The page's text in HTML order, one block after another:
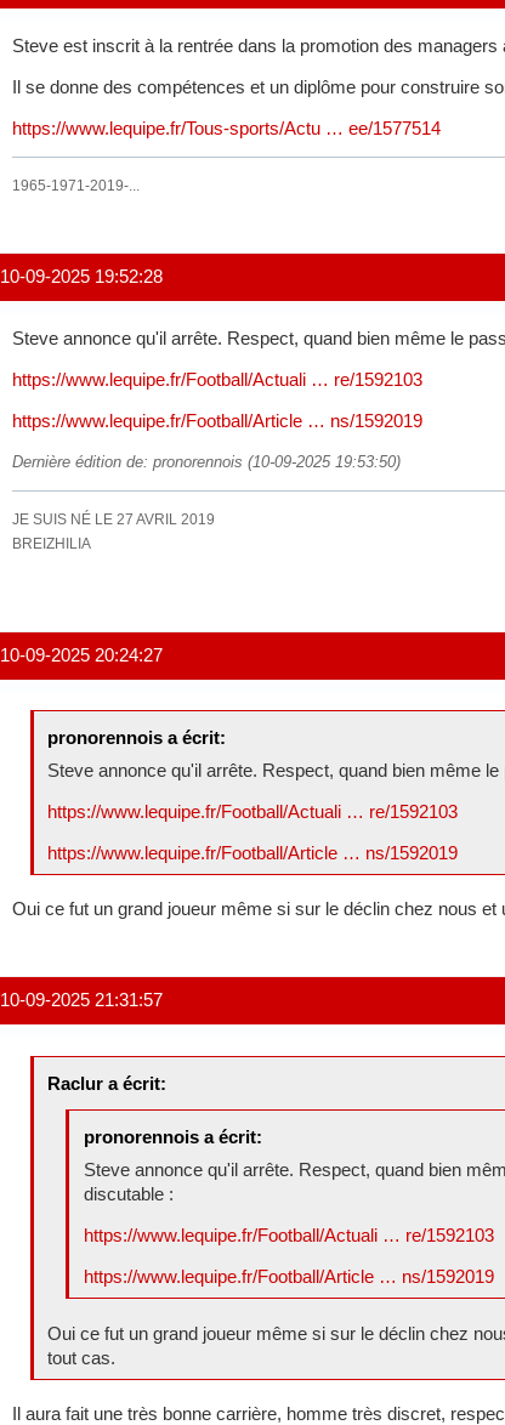
Steve est inscrit à la rentrée dans la promotion des
Il se donne des compétences et un diplôme pour construire
https://www.lequipe.fr/Tous-sports/Actu … ee/1577514
1965-1971-2019-...
10-09-2025 19:52:28
Steve annonce qu'il arrête. Respect, quand bien même le
https://www.lequipe.fr/Football/Actuali … re/1592103
https://www.lequipe.fr/Football/Article … ns/1592019
Dernière édition de: pronorennois (10-09-2025 19:53:50)
JE SUIS NÉ LE 27 AVRIL 2019
BREIZHILIA
10-09-2025 20:24:27
pronorennois a écrit:
Steve annonce qu'il arrête. Respect, quand bien même
https://www.lequipe.fr/Football/Actuali … re/1592103
https://www.lequipe.fr/Football/Article … ns/1592019
Oui ce fut un grand joueur même si sur le déclin chez nous
10-09-2025 21:31:57
Raclur a écrit:
pronorennois a écrit:
Steve annonce qu'il arrête. Respect, quand bien
discutable :
https://www.lequipe.fr/Football/Actuali … re/1592103
https://www.lequipe.fr/Football/Article … ns/1592019
Oui ce fut un grand joueur même si sur le déclin chez
tout cas.
Il aura fait une très bonne carrière, homme très discret,